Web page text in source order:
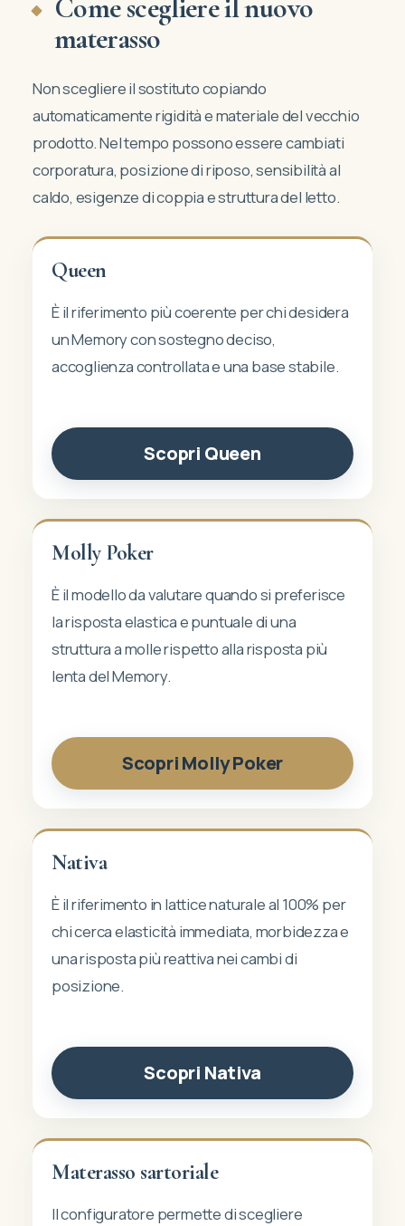
Come scegliere il nuovo
materasso
Non scegliere il sostituto copiando
automaticamente rigidità e materiale del vecchio
prodotto. Nel tempo possono essere cambiati
corporatura, posizione di riposo, sensibilità al
caldo, esigenze di coppia e struttura del letto.
Queen
È il riferimento più coerente per chi desidera
un Memory con sostegno deciso,
accoglienza controllata e una base stabile.
Scopri Queen
Molly Poker
È il modello da valutare quando si preferisce
la risposta elastica e puntuale di una
struttura a molle rispetto alla risposta più
lenta del Memory.
Scopri Molly Poker
Nativa
È il riferimento in lattice naturale al 100% per
chi cerca elasticità immediata, morbidezza e
una risposta più reattiva nei cambi di
posizione.
Scopri Nativa
Materasso sartoriale
Il configuratore permette di scegliere